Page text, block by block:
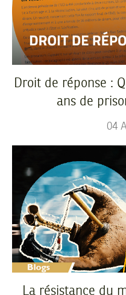
Droit de réponse :
ans de
04
La résistance du